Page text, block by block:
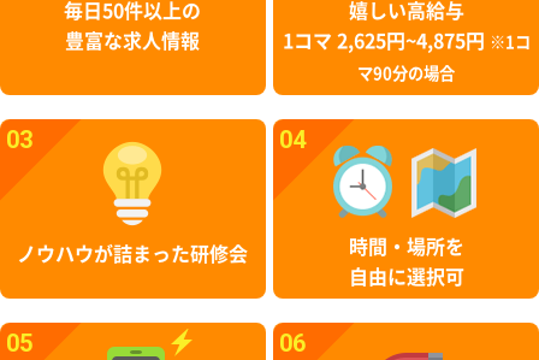
毎日50件以上の
豊富な求人情報
嬉しい高給与
1コマ 2,625円~4,875円
※1コ
マ90分の場合
03
ノウハウが詰まった研修会
04
時間・場所を
自由に選択可
05 06